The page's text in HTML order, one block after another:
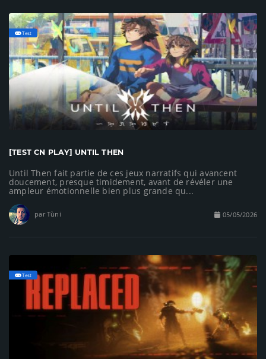
Test
[TEST CN PLAY] UNTIL THEN
Until Then fait partie de ces jeux narratifs qui avancent
doucement, presque timidement, avant de révéler une
ampleur émotionnelle bien plus grande qu...
par Tùni 05/05/2026
Test